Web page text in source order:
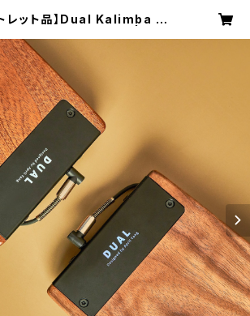
トレット品】Dual Kalimba Pr
a_kalimbashop